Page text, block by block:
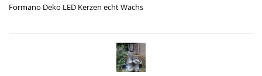
Formano Deko LED Kerzen echt Wachs